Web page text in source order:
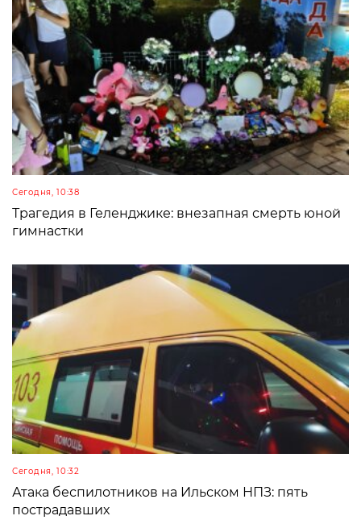
Сегодня, 10:38
Трагедия в Геленджике: внезапная смерть юной
гимнастки
Сегодня, 10:32
Атака беспилотников на Ильском НПЗ: пять
пострадавших